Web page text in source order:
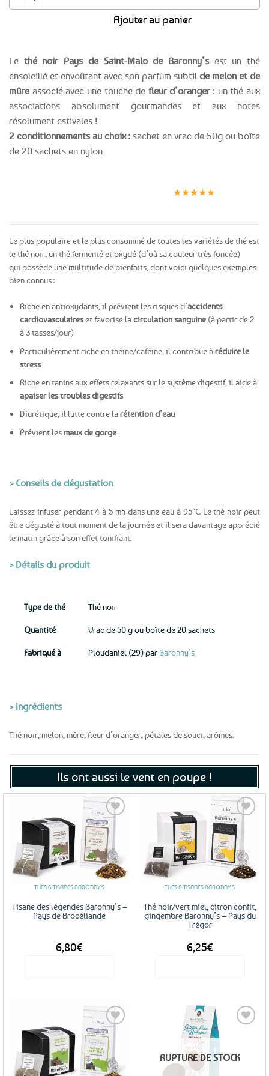
Le thé noir Pays de Saint-Malo de Baronny’sest un thé
ensoleillé et envoûtant avec son parfum subtil de melon et de
mûre associé avec une touche de fleur d’oranger: un thé aux
associations absolument gourmandes et aux notes
résolument estivales !
2 conditionnements au choix : sachet en vrac de 50g ou boîte
de 20 sachets en nylon
Ajouter au panier
★★★★★
Le plus populaire et le plus consommé de toutes les variétés de thé est
le thé noir, un thé fermenté et oxydé (d’où sa couleur très foncée)
qui possède une multitude de bienfaits, dont voici quelques exemples
bien connus :
Riche en antioxydants, il prévient les risques d’accidents
cardiovasculaireset favorise lacirculation sanguine (à partir de 2
à 3 tasses/jour)
Particulièrement riche en théine/caféine, il contribue àréduire le
stress
Riche en tanins aux effets relaxants sur le système digestif, il aide à
apaiser les troubles digestifs
Diurétique, il lutte contre larétention d’eau
Prévient les maux de gorge
> Conseils de dégustation
Laissez infuser pendant 4 à 5 mn dans une eau à 95°C. Le thé noir peut
être dégusté à tout moment de la journée et il sera davantage apprécié
le matin grâce à son effet tonifiant.
> Détails du produit
Type de thé Thé noir
Quantité Vrac de 50 g ou boîte de 20 sachets
Fabriqué à Ploudaniel (29) par Baronny’s
> Ingrédients
Thé noir, melon, mûre, fleur d’oranger, pétales de souci, arômes.
Ils ont aussi le vent en poupe !
Ajouter
aux
favoris
THÉS & TISANES BARONNY'S
Tisane des légendes Baronny’s –
Pays de Brocéliande
6,80€
variations.
options
peuvent
Ajouter
aux
favoris
THÉS & TISANES BARONNY'S
Thé noir/vert miel, citron confit,
gingembre Baronny’s – Pays du
Trégor
6,25€
options
peuvent
Ajouter
aux
favoris
Ajouter
aux
RUPTURE DE STOCK